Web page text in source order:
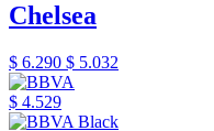
Chelsea
$ 6.290 $ 5.032
$ 4.529